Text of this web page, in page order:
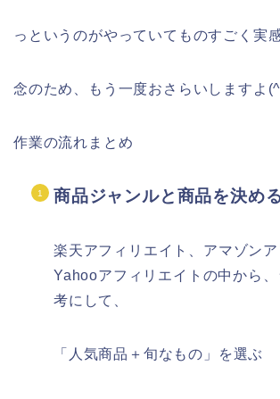
っというのがやっていてものすごく実
念のため、もう一度おさらいしますよ
作業の流れまとめ
商品ジャンルと商品を決め
楽天アフィリエイト、アマゾンア
Yahooアフィリエイトの中から
考にして、
「人気商品＋旬なもの」 を選ぶ